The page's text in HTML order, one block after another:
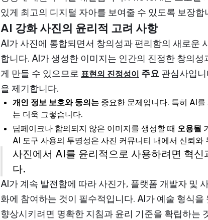
있게 최고의 디지털 자아를 보여줄 수 있도록 보장합
AI 강화 사진의 윤리적 고려 사항
AI가 사진에 통합되면서 창의성과 편리함의 새로운
합니다. AI가 생성한 이미지는 인간의 진정한 창의
게 만들 수 있으므로 표현의 진정성이 주요 관심사입
을 제기합니다.
개인 정보 보호와 동의는 중요한 문제입니다. 특히 AI
는 더욱 그렇습니다.
딥페이크나 합의되지 않은 이미지를 생성할 때 오용될
AI 도구 사용의 투명성은 사진 커뮤니티 내에서 신뢰와
사진에서 AI를 윤리적으로 사용하려면 혁
다.
AI가 계속 발전함에 따라 사진가, 플랫폼 개발자 및
화에 참여하는 것이 필수적입니다. AI가 예술 형식
향상시키려면 명확한 지침과 윤리 기준을 확립하는